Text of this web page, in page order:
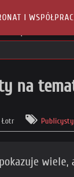
I
na
Łotr
wiele,